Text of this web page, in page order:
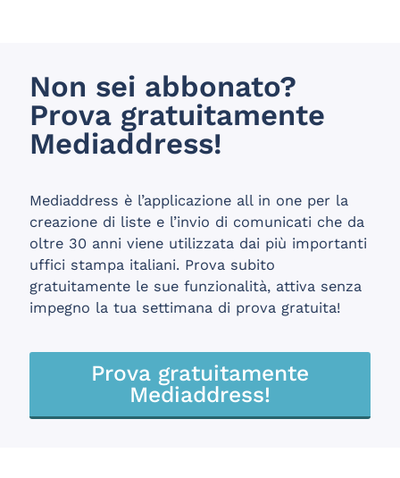
Non sei abbonato?
Prova gratuitamente
Mediaddress!
Mediaddress è l’applicazione all in one per la
creazione di liste e l’invio di comunicati che da
oltre 30 anni viene utilizzata dai più importanti
uffici stampa italiani. Prova subito
gratuitamente le sue funzionalità, attiva senza
impegno la tua settimana di prova gratuita!
Prova gratuitamente
Mediaddress!